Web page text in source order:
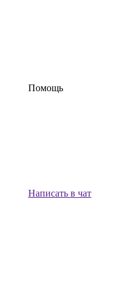
Помощь
Написать в чат